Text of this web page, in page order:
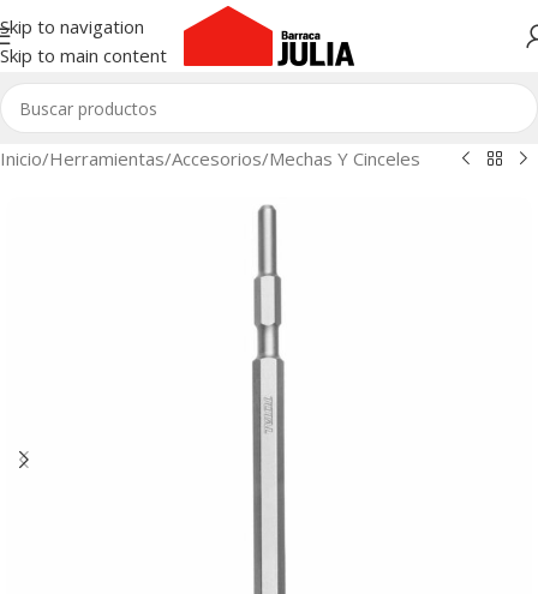
Skip to navigation
Skip to main content
Inicio/Herramientas/Accesorios/Mechas Y Cinceles